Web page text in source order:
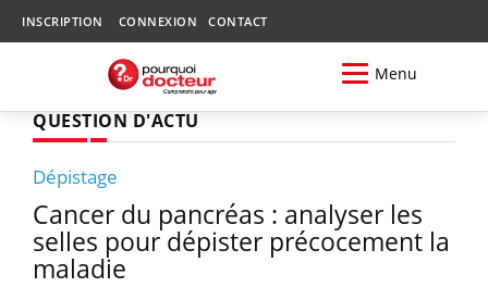
INSCRIPTION CONNEXION CONTACT
Menu
QUESTION D'ACTU
Dépistage
Cancer du pancréas : analyser les
selles pour dépister précocement la
maladie